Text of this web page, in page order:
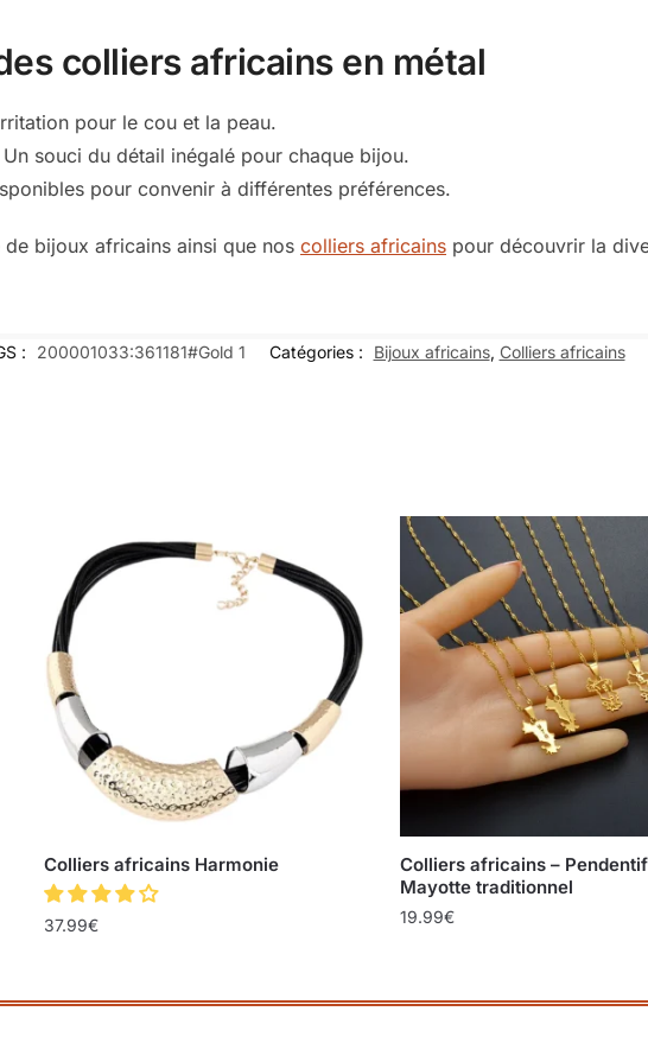
colliers africains en métal
pour le cou et la peau.
Un souci du détail inégalé pour chaque bijou.
pour convenir à différentes préférences.
de bijoux africains ainsi que noscolliers africains pour découvrir la
: 200001033:361181#Gold 1 Catégories : Bijoux africains, Colliers africains
Colliers africains Harmonie
37.99€
Colliers africains – Pendentif
Mayotte traditionnel
19.99€